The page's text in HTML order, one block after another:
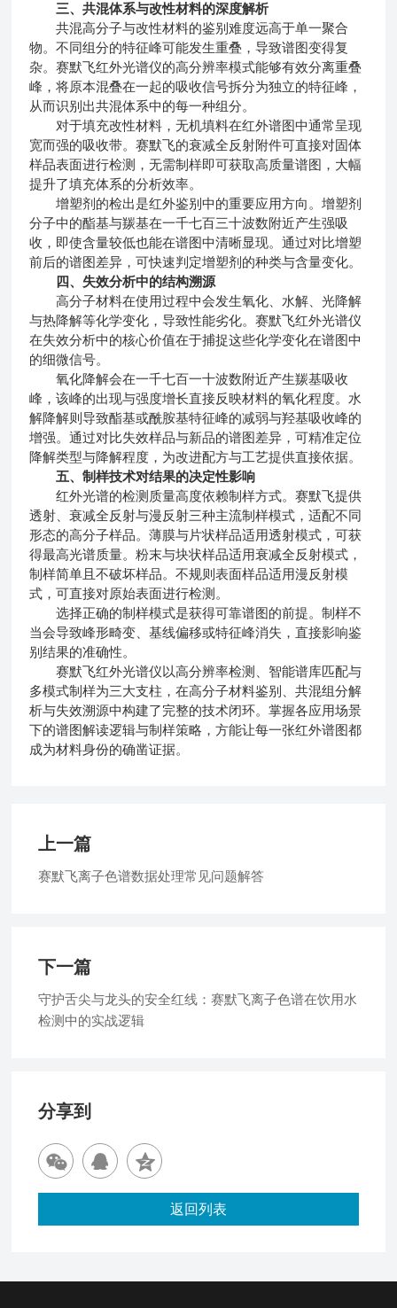
三、共混体系与改性材料的深度解析
共混高分子与改性材料的鉴别难度远高于单一聚合
物。不同组分的特征峰可能发生重叠，导致谱图变得复
杂。赛默飞红外光谱仪的高分辨率模式能够有效分离重叠
峰，将原本混叠在一起的吸收信号拆分为独立的特征峰，
从而识别出共混体系中的每一种组分。
对于填充改性材料，无机填料在红外谱图中通常呈现
宽而强的吸收带。赛默飞的衰减全反射附件可直接对固体
样品表面进行检测，无需制样即可获取高质量谱图，大幅
提升了填充体系的分析效率。
增塑剂的检出是红外鉴别中的重要应用方向。增塑剂
分子中的酯基与羰基在一千七百三十波数附近产生强吸
收，即使含量较低也能在谱图中清晰显现。通过对比增塑
前后的谱图差异，可快速判定增塑剂的种类与含量变化。
四、失效分析中的结构溯源
高分子材料在使用过程中会发生氧化、水解、光降解
与热降解等化学变化，导致性能劣化。赛默飞红外光谱仪
在失效分析中的核心价值在于捕捉这些化学变化在谱图中
的细微信号。
氧化降解会在一千七百一十波数附近产生羰基吸收
峰，该峰的出现与强度增长直接反映材料的氧化程度。水
解降解则导致酯基或酰胺基特征峰的减弱与羟基吸收峰的
增强。通过对比失效样品与新品的谱图差异，可精准定位
降解类型与降解程度，为改进配方与工艺提供直接依据。
五、制样技术对结果的决定性影响
红外光谱的检测质量高度依赖制样方式。赛默飞提供
透射、衰减全反射与漫反射三种主流制样模式，适配不同
形态的高分子样品。薄膜与片状样品适用透射模式，可获
得最高光谱质量。粉末与块状样品适用衰减全反射模式，
制样简单且不破坏样品。不规则表面样品适用漫反射模
式，可直接对原始表面进行检测。
选择正确的制样模式是获得可靠谱图的前提。制样不
当会导致峰形畸变、基线偏移或特征峰消失，直接影响鉴
别结果的准确性。
赛默飞红外光谱仪以高分辨率检测、智能谱库匹配与
多模式制样为三大支柱，在高分子材料鉴别、共混组分解
析与失效溯源中构建了完整的技术闭环。掌握各应用场景
下的谱图解读逻辑与制样策略，方能让每一张红外谱图都
成为材料身份的确凿证据。
上一篇
赛默飞离子色谱数据处理常见问题解答
下一篇
守护舌尖与龙头的安全红线：赛默飞离子色谱在饮用水
检测中的实战逻辑
分享到
返回列表